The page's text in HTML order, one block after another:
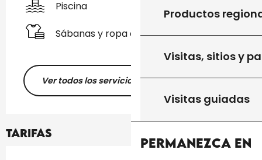
Productos
Visitas, sitios y
Visitas guiadas
Permanezca en
Piscina
Sábanas y ropa de cama
Ver todos los servicios
Tarifas